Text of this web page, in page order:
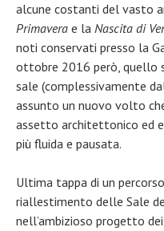
alcune costanti del vasto
Primavera e la Nascita di
noti conservati presso la
ottobre 2016 però, quello
sale (complessivamente
assunto un nuovo volto
assetto architettonico ed
più fluida e pausata.
Ultima tappa di un
riallestimento delle Sale
nell’ambizioso progetto